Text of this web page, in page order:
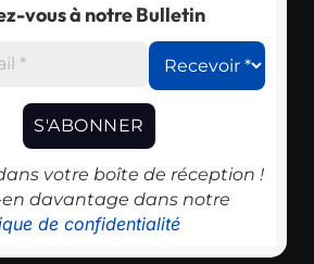
vous à notre Bulletin
votre boîte de réception !
davantage dans notre
de confidentialité